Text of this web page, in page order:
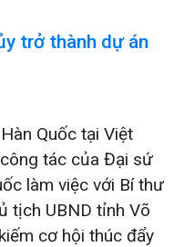
trở thành dự án
Quốc tại Việt
tác của Đại sứ
làm việc với Bí thư
tịch UBND tỉnh Võ
cơ hội thúc đẩy